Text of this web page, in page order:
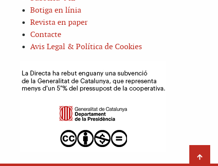
Botiga en línia
Revista en paper
Contacte
Avis Legal & Política de Cookies